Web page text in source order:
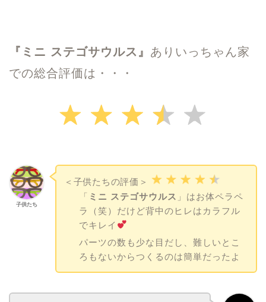
『 ミニ ステゴサウルス 』 ありいっちゃん家
での総合評価は・・・
子供たち
＜子供たちの評価＞
「 ミニ ステゴサウルス 」はお体ペラペ
ラ（笑）だけど背中のヒレはカラフル
でキレイ
パーツの数も少な目だし、難しいとこ
ろもないからつくるのは簡単だったよ